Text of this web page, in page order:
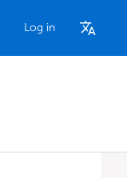
Log in